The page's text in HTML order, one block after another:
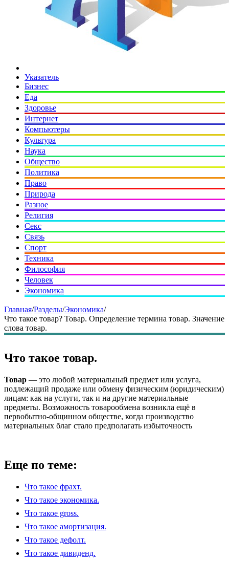
Указатель
Бизнес
Еда
Здоровье
Интернет
Компьютеры
Культура
Наука
Общество
Политика
Право
Природа
Разное
Религия
Секс
Связь
Спорт
Техника
Философия
Человек
Экономика
Главная/Разделы/Экономика/
Что такое товар? Товар. Определение термина товар. Значение
слова товар.
Что такое товар.
Товар — это любой материальный предмет или услуга,
подлежащий продаже или обмену физическим (юридическим)
лицам: как на услуги, так и на другие материальные
предметы. Возможность товарообмена возникла ещё в
первобытно-общинном обществе, когда производство
материальных благ стало предполагать избыточность
Еще по теме:
Что такое фрахт.
Что такое экономика.
Что такое gross.
Что такое амортизация.
Что такое дефолт.
Что такое дивиденд.